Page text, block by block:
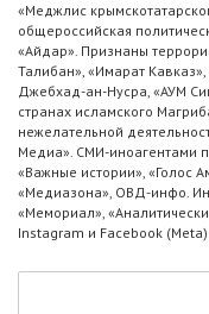
«Меджлис
общероссийская
«Айдар». Признаны
Талибан», «Имарат
Джебхад-ан-Нусра, «АУМ
странах исламского
нежелательной
Медиа». СМИ-иноагентами
«Важные истории», «Голос
«Медиазона», ОВД-инфо.
«Мемориал»,
Instagram и Facebook